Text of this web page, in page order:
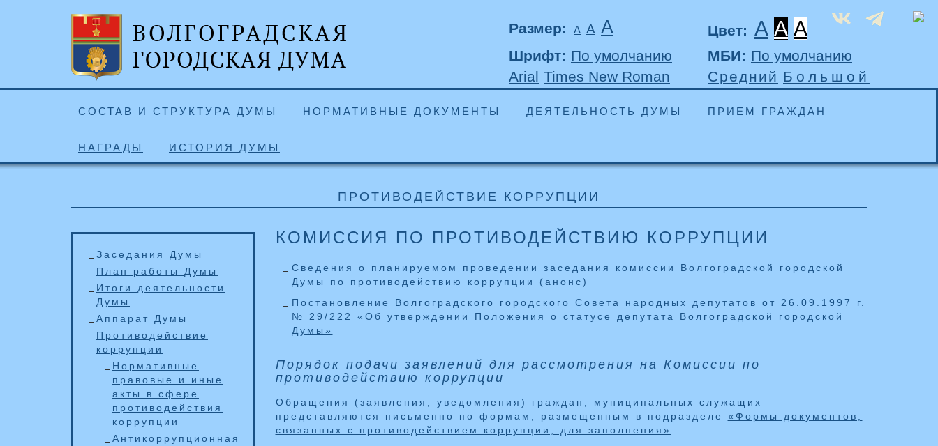
Размер: А А А Цвет: A A A
Шрифт: По умолчанию
Arial Times New Roman
МБИ: По умолчанию
Средний Большой
СОСТАВ И СТРУКТУРА ДУМЫ НОРМАТИВНЫЕ ДОКУМЕНТЫ ДЕЯТЕЛЬНОСТЬ ДУМЫ ПРИЕМ ГРАЖДАН
НАГРАДЫ ИСТОРИЯ ДУМЫ
ПРОТИВОДЕЙСТВИЕ КОРРУПЦИИ
Заседания Думы
План работы Думы
Итоги деятельности
Думы
Аппарат Думы
Противодействие
коррупции
Нормативные
правовые и иные
акты в сфере
противодействия
коррупции
Антикоррупционная
КОМИССИЯ ПО ПРОТИВОДЕЙСТВИЮ КОРРУПЦИИ
Сведения о планируемом проведении заседания комиссии Волгоградской городской
Думы по противодействию коррупции (анонс)
Постановление Волгоградского городского Совета народных депутатов от 26.09.1997 г.
№ 29/222 «Об утверждении Положения о статусе депутата Волгоградской городской
Думы»
Порядок подачи заявлений для рассмотрения на Комиссии по
противодействию коррупции
Обращения (заявления, уведомления) граждан, муниципальных служащих
представляются письменно по формам, размещенным в подразделе «Формы документов,
связанных с противодействием коррупции, для заполнения»